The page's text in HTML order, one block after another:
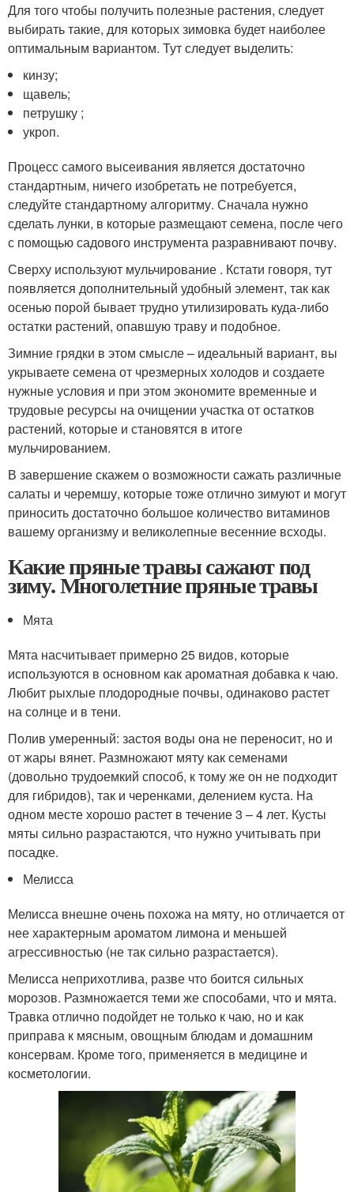
Для того чтобы получить полезные растения, следует
выбирать такие, для которых зимовка будет наиболее
оптимальным вариантом. Тут следует выделить:
кинзу;
щавель;
петрушку ;
укроп.
Процесс самого высеивания является достаточно
стандартным, ничего изобретать не потребуется,
следуйте стандартному алгоритму. Сначала нужно
сделать лунки, в которые размещают семена, после чего
с помощью садового инструмента разравнивают почву.
Сверху используют мульчирование . Кстати говоря, тут
появляется дополнительный удобный элемент, так как
осенью порой бывает трудно утилизировать куда-либо
остатки растений, опавшую траву и подобное.
Зимние грядки в этом смысле – идеальный вариант, вы
укрываете семена от чрезмерных холодов и создаете
нужные условия и при этом экономите временные и
трудовые ресурсы на очищении участка от остатков
растений, которые и становятся в итоге
мульчированием.
В завершение скажем о возможности сажать различные
салаты и черемшу, которые тоже отлично зимуют и могут
приносить достаточно большое количество витаминов
вашему организму и великолепные весенние всходы.
Какие пряные травы сажают под
зиму. Многолетние пряные травы
Мята
Мята насчитывает примерно 25 видов, которые
используются в основном как ароматная добавка к чаю.
Любит рыхлые плодородные почвы, одинаково растет
на солнце и в тени.
Полив умеренный: застоя воды она не переносит, но и
от жары вянет. Размножают мяту как семенами
(довольно трудоемкий способ, к тому же он не подходит
для гибридов), так и черенками, делением куста. На
одном месте хорошо растет в течение 3 – 4 лет. Кусты
мяты сильно разрастаются, что нужно учитывать при
посадке.
Мелисса
Мелисса внешне очень похожа на мяту, но отличается от
нее характерным ароматом лимона и меньшей
агрессивностью (не так сильно разрастается).
Мелисса неприхотлива, разве что боится сильных
морозов. Размножается теми же способами, что и мята.
Травка отлично подойдет не только к чаю, но и как
приправа к мясным, овощным блюдам и домашним
консервам. Кроме того, применяется в медицине и
косметологии.